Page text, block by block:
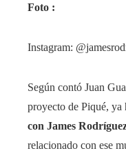
Foto :
Instagram:
Según contó Juan
proyecto de Piqué, ya
con James
relacionado con ese